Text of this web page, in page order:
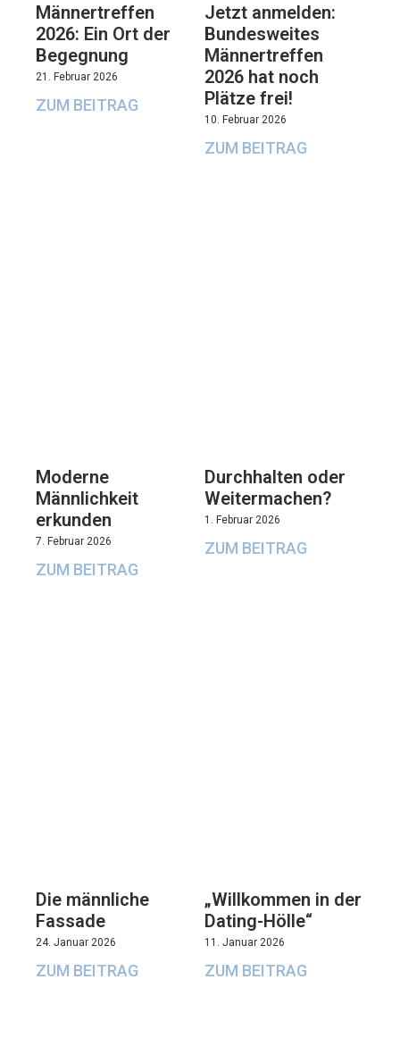
Männertreffen
2026: Ein Ort der
Begegnung
21. Februar 2026
ZUM BEITRAG
Jetzt anmelden:
Bundesweites
Männertreffen
2026 hat noch
Plätze frei!
10. Februar 2026
ZUM BEITRAG
Moderne
Männlichkeit
erkunden
7. Februar 2026
ZUM BEITRAG
Durchhalten oder
Weitermachen?
1. Februar 2026
ZUM BEITRAG
Die männliche
Fassade
24. Januar 2026
ZUM BEITRAG
„Willkommen in der
Dating-Hölle“
11. Januar 2026
ZUM BEITRAG